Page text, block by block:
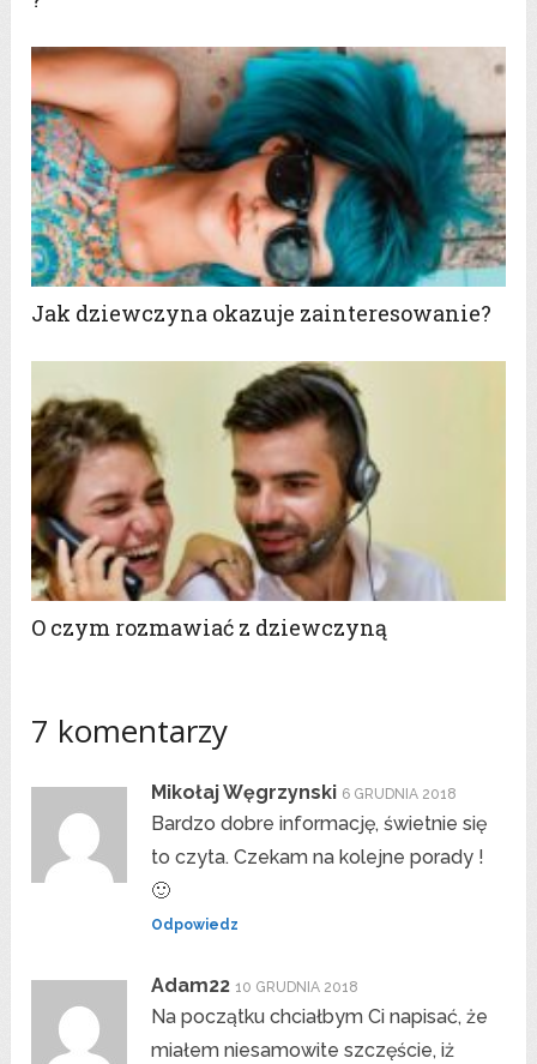
Jak dziewczyna okazuje zainteresowanie?
O czym rozmawiać z dziewczyną
7 komentarzy
Mikołaj Węgrzynski 6 GRUDNIA 2018
Bardzo dobre informację, świetnie się
to czyta. Czekam na kolejne porady !
🙂
Odpowiedz
Adam22 10 GRUDNIA 2018
Na początku chciałbym Ci napisać, że
miałem niesamowite szczęście, iż